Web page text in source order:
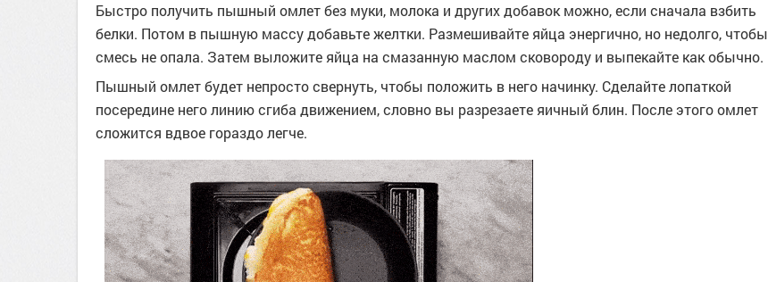
Быстро получить пышный омлет без муки, молока и других добавок можно, если сначала взбить
белки. Потом в пышную массу добавьте желтки. Размешивайте яйца энергично, но недолго, чтобы
смесь не опала. Затем выложите яйца на смазанную маслом сковороду и выпекайте как обычно.
Пышный омлет будет непросто свернуть, чтобы положить в него начинку. Сделайте лопаткой
посередине него линию сгиба движением, словно вы разрезаете яичный блин. После этого омлет
сложится вдвое гораздо легче.